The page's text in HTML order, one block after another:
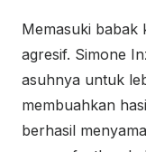
Memasuki babak
agresif. Simone
asuhnya untuk
membuahkan
berhasil